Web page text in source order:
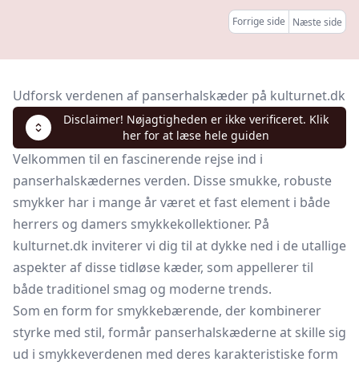
Forrige side Næste side
Udforsk verdenen af panserhalskæder på kulturnet.dk
Disclaimer! Nøjagtigheden er ikke verificeret. Klik
her for at læse hele guiden
Velkommen til en fascinerende rejse ind i
panserhalskædernes verden. Disse smukke, robuste
smykker har i mange år været et fast element i både
herrers og damers smykkekollektioner. På
kulturnet.dk inviterer vi dig til at dykke ned i de utallige
aspekter af disse tidløse kæder, som appellerer til
både traditionel smag og moderne trends.
Som en form for smykkebærende, der kombinerer
styrke med stil, formår panserhalskæderne at skille sig
ud i smykkeverdenen med deres karakteristiske form